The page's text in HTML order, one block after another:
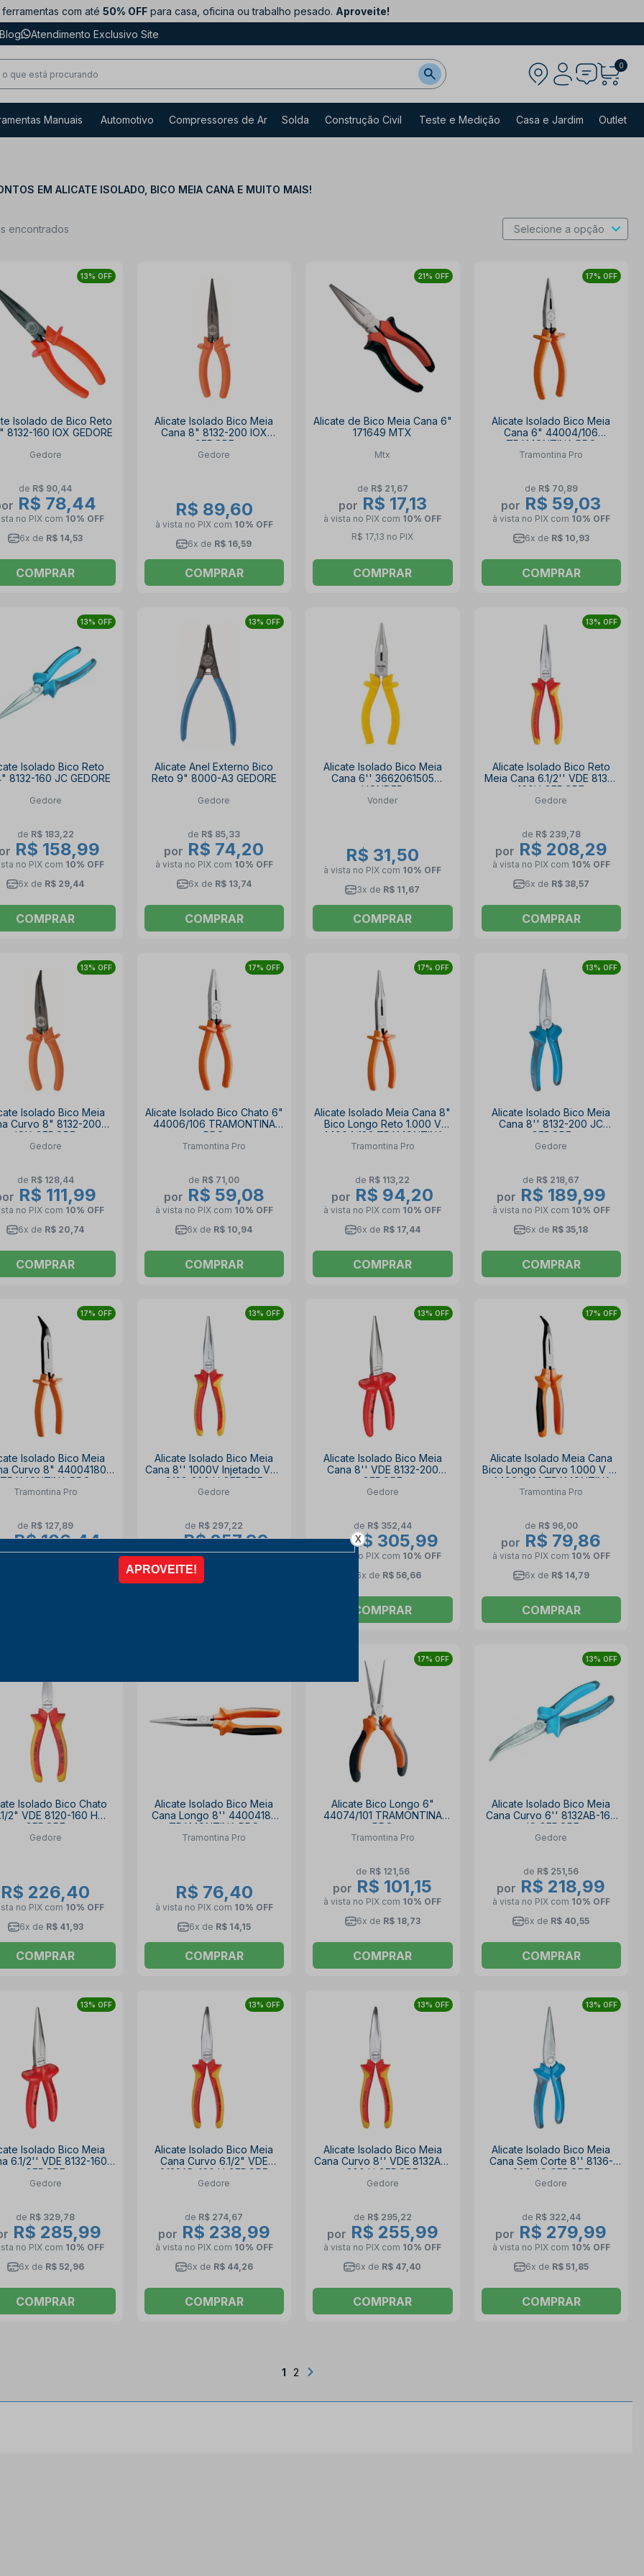
ferramentas com até 50% OFF para casa, oficina ou trabalho pesado. Aproveite!
Blog Atendimento Exclusivo Site
0
Manuais Automotivo Compressores de Ar Solda Construção Civil Teste e Medição Casa e Jardim Outlet
EM ALICATE ISOLADO, BICO MEIA CANA E MUITO MAIS!
encontrados
13% OFF
Isolado de Bico Reto
8132-160 IOX GEDORE
Gedore
de R$ 90,44
R$ 78,44
no PIX com 10% OFF
6x de R$ 14,53
COMPRAR
Alicate Isolado Bico Meia
Cana 8" 8132-200 IOX
GEDORE
Gedore
R$ 89,60
à vista no PIX com 10% OFF
6x de R$ 16,59
COMPRAR
21% OFF
Alicate de Bico Meia Cana 6"
171649 MTX
Mtx
de R$ 21,67
por R$ 17,13
à vista no PIX com 10% OFF
R$ 17,13 no PIX
COMPRAR
17% OFF
Alicate Isolado Bico Meia
Cana 6" 44004/106
TRAMONTINA PRO
Tramontina Pro
de R$ 70,89
por R$ 59,03
à vista no PIX com 10% OFF
6x de R$ 10,93
COMPRAR
13% OFF
Isolado Bico Reto
8132-160 JC GEDORE
Gedore
de R$ 183,22
R$ 158,99
no PIX com 10% OFF
6x de R$ 29,44
COMPRAR
13% OFF
Alicate Anel Externo Bico
Reto 9" 8000-A3 GEDORE
Gedore
de R$ 85,33
por R$ 74,20
à vista no PIX com 10% OFF
6x de R$ 13,74
COMPRAR
Alicate Isolado Bico Meia
Cana 6'' 3662061505
VONDER
Vonder
R$ 31,50
à vista no PIX com 10% OFF
3x de R$ 11,67
COMPRAR
13% OFF
Alicate Isolado Bico Reto
Meia Cana 6.1/2'' VDE 8132-
160H GEDORE
Gedore
de R$ 239,78
por R$ 208,29
à vista no PIX com 10% OFF
6x de R$ 38,57
COMPRAR
13% OFF
Isolado Bico Meia
Curvo 8" 8132-200A
IOX GEDORE
Gedore
de R$ 128,44
R$ 111,99
no PIX com 10% OFF
6x de R$ 20,74
COMPRAR
17% OFF
Alicate Isolado Bico Chato 6"
44006/106 TRAMONTINA
PRO
Tramontina Pro
de R$ 71,00
por R$ 59,08
à vista no PIX com 10% OFF
6x de R$ 10,94
COMPRAR
17% OFF
Alicate Isolado Meia Cana 8"
Bico Longo Reto 1.000 V
44004/182 TRAMONTINA
PRO
Tramontina Pro
de R$ 113,22
por R$ 94,20
à vista no PIX com 10% OFF
6x de R$ 17,44
COMPRAR
13% OFF
Alicate Isolado Bico Meia
Cana 8'' 8132-200 JC
GEDORE
Gedore
de R$ 218,67
por R$ 189,99
à vista no PIX com 10% OFF
6x de R$ 35,18
COMPRAR
17% OFF
Isolado Bico Meia
Curvo 8" 44004180
TRAMONTINA PRO
Tramontina Pro
de R$ 127,89
R$ 106,44
no PIXcom10% OFF
13% OFF
Alicate Isolado Bico Meia
Cana 8'' 1000V Injetado VDE
8132-200 H GEDORE
Gedore
de R$ 297,22
porR$ 257,99
à vista no PIXcom10% OFF
6x de
13% OFF
Alicate Isolado Bico Meia
Cana 8'' VDE 8132-200
GEDORE
Gedore
de R$ 352,44
porR$ 305,99
à vista no PIX com 10% OFF
6x de R$ 56,66
COMPRAR
17% OFF
Alicate Isolado Meia Cana
Bico Longo Curvo 1.000 V 8"
44004/181 TRAMONTINA
PRO
Tramontina Pro
de R$ 96,00
por R$ 79,86
à vista no PIX com 10% OFF
6x de R$ 14,79
COMPRAR
Isolado Bico Chato
2" VDE 8120-160 H
GEDORE
Gedore
R$ 226,40
no PIX com 10% OFF
6x de R$ 41,93
COMPRAR
Alicate Isolado Bico Meia
Cana Longo 8'' 44004183
TRAMONTINA PRO
Tramontina Pro
R$ 76,40
à vista no PIX com 10% OFF
6x de R$ 14,15
COMPRAR
17% OFF
Alicate Bico Longo 6"
44074/101 TRAMONTINA
PRO
Tramontina Pro
de R$ 121,56
por R$ 101,15
à vista no PIX com 10% OFF
6x de R$ 18,73
COMPRAR
13% OFF
Alicate Isolado Bico Meia
Cana Curvo 6'' 8132AB-160
JC GEDORE
Gedore
de R$ 251,56
por R$ 218,99
à vista no PIX com 10% OFF
6x de R$ 40,55
COMPRAR
13% OFF
Isolado Bico Meia
6.1/2'' VDE 8132-160
GEDORE
Gedore
de R$ 329,78
R$ 285,99
no PIX com 10% OFF
6x de R$ 52,96
COMPRAR
13% OFF
Alicate Isolado Bico Meia
Cana Curvo 6.1/2" VDE
8132AB-160 H GEDORE
Gedore
de R$ 274,67
por R$ 238,99
à vista no PIX com 10% OFF
6x de R$ 44,26
COMPRAR
13% OFF
Alicate Isolado Bico Meia
Cana Curvo 8'' VDE 8132AB-
200 H GEDORE
Gedore
de R$ 295,22
por R$ 255,99
à vista no PIX com 10% OFF
6x de R$ 47,40
COMPRAR
13% OFF
Alicate Isolado Bico Meia
Cana Sem Corte 8'' 8136-
200 JC GEDORE
Gedore
de R$ 322,44
por R$ 279,99
à vista no PIX com 10% OFF
6x de R$ 51,85
COMPRAR
1 2
X